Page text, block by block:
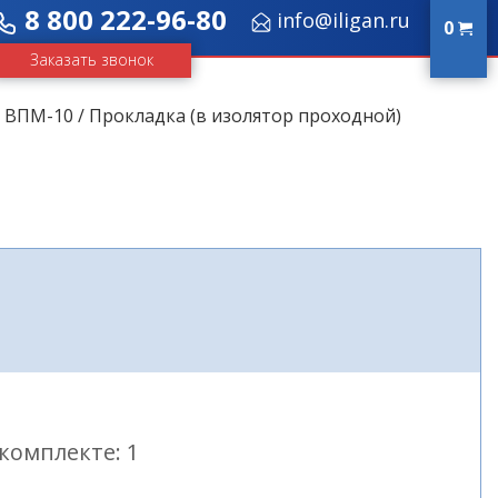
8 800 222-96-80
Заказать звонок
info@iligan.ru 0
ВПМ-10 / Прокладка (в изолятор проходной)
1